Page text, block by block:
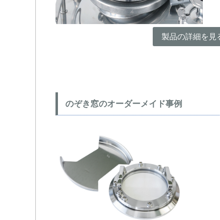
製品の詳細を見
のぞき窓のオーダーメイド事例